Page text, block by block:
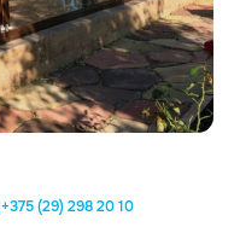
+375 (29) 298 20 10